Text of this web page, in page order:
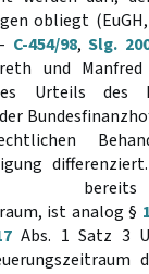
obliegt
C-454/98,Slg.
und
Urteils des
ist analog §
Abs. 1 Satz 3